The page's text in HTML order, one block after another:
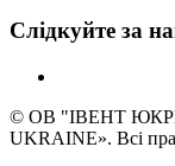
Слідкуйте за
© ОВ "ІВЕНТ
UKRAINE». Всі